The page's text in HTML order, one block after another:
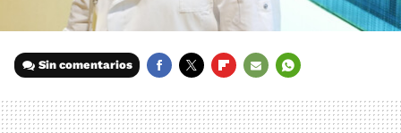
Sin comentarios
MAIL